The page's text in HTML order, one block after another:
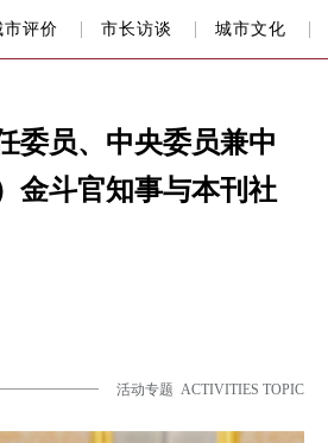
市评价 市长访谈 城市文化
委员、中央委员兼中
金斗官知事与本刊社
活动专题 ACTIVITIES TOPIC